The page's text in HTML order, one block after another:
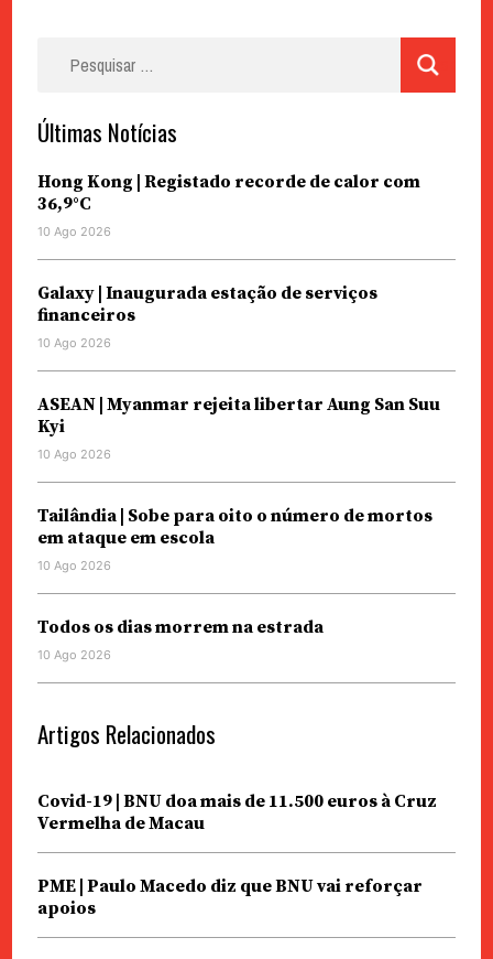
Últimas Notícias
Hong Kong | Registado recorde de calor com
36,9°C
10 Ago 2026
Galaxy | Inaugurada estação de serviços
financeiros
10 Ago 2026
ASEAN | Myanmar rejeita libertar Aung San Suu
Kyi
10 Ago 2026
Tailândia | Sobe para oito o número de mortos
em ataque em escola
10 Ago 2026
Todos os dias morrem na estrada
10 Ago 2026
Artigos Relacionados
Covid-19 | BNU doa mais de 11.500 euros à Cruz
Vermelha de Macau
PME | Paulo Macedo diz que BNU vai reforçar
apoios